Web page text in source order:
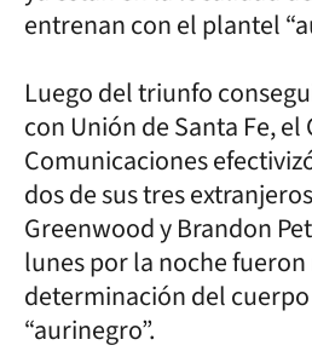
entrenan con el plantel
Luego del triunfo
con Unión de Santa Fe, el
Comunicaciones
dos de sus tres
Greenwood y Brandon
lunes por la noche
determinación del
“aurinegro”.